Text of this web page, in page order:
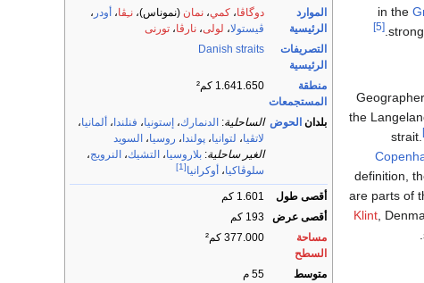
الموارد
الرئيسية
دوگاڤا، كمي، نمان (نموناس)، نـِڤا، أودر ،
ڤيستولا، لولى، نارڤا، تورنى
التصريفات
الرئيسية
Danish straits
منطقة
المستجمعات
1.641.650 كم²
بلدان الحوض الساحلية: الدنمارك، إستونيا، فنلندا ، ألمانيا،
لاتڤيا، لتوانيا، پولندا ، روسيا، السويد
الغير ساحلية: بلاروسيا، التشيك، النرويج،
سلوڤاكيا، أوكرانيا[1]
أقصى طول
1.601 كم
أقصى عرض
193 كم
مساحة
السطح
377.000 كم²
متوسط
55 م
in the
[5]
the
strait.
definition,
are parts of
Klint ,